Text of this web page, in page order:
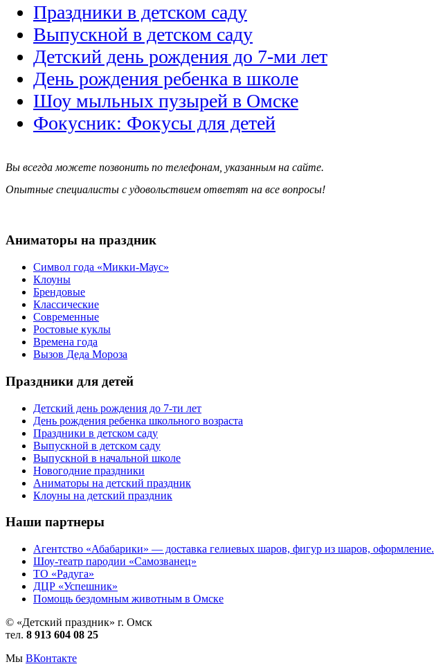
Праздники в детском саду
Выпускной в детском саду
Детский день рождения до 7-ми лет
День рождения ребенка в школе
Шоу мыльных пузырей в Омске
Фокусник: Фокусы для детей
Вы всегда можете позвонить по телефонам, указанным на сайте.
Опытные специалисты с удовольствием ответят на все вопросы!
Аниматоры на праздник
Символ года «Микки-Маус»
Клоуны
Брендовые
Классические
Современные
Ростовые куклы
Времена года
Вызов Деда Мороза
Праздники для детей
Детский день рождения до 7-ти лет
День рождения ребенка школьного возраста
Праздники в детском саду
Выпускной в детском саду
Выпускной в начальной школе
Новогодние праздники
Аниматоры на детский праздник
Клоуны на детский праздник
Наши партнеры
Агентство «Абабарики» — доставка гелиевых шаров, фигур из шаров, оформление.
Шоу-театр пародии «Самозванец»
ТО «Радуга»
ДЦР «Успешник»
Помощь бездомным животным в Омске
© «Детский праздник» г. Омск
тел. 8 913 604 08 25
Мы ВКонтакте